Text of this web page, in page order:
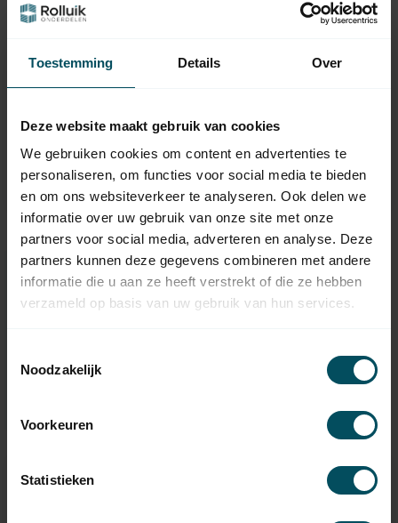
Toestemming Details Over
Deze website maakt gebruik van cookies
We gebruiken cookies om content en advertenties te
personaliseren, om functies voor social media te bieden
en om ons websiteverkeer te analyseren. Ook delen we
informatie over uw gebruik van onze site met onze
partners voor social media, adverteren en analyse. Deze
partners kunnen deze gegevens combineren met andere
informatie die u aan ze heeft verstrekt of die ze hebben
verzameld op basis van uw gebruik van hun services.
Noodzakelijk
Voorkeuren
Statistieken
TEDSEN
rolluikbesturing
Op voorraad
349,95
fase rolluikbesturing
Op voorraad
497,95
Hulp nodig bij het maken van
een keuze?